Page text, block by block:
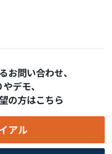
お問い合わせ、
デモ、
の方はこちら
アル